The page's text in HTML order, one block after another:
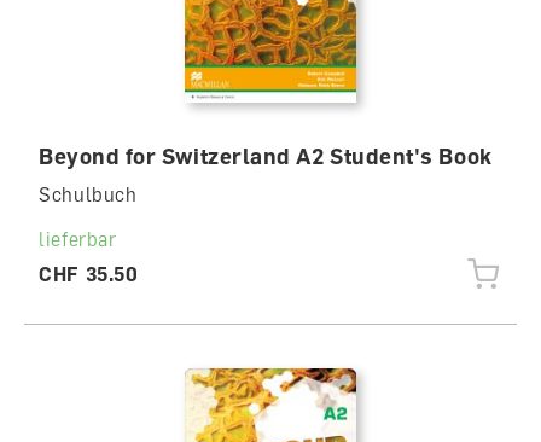
Beyond for Switzerland A2 Student's Book
Schulbuch
lieferbar
CHF 35.50